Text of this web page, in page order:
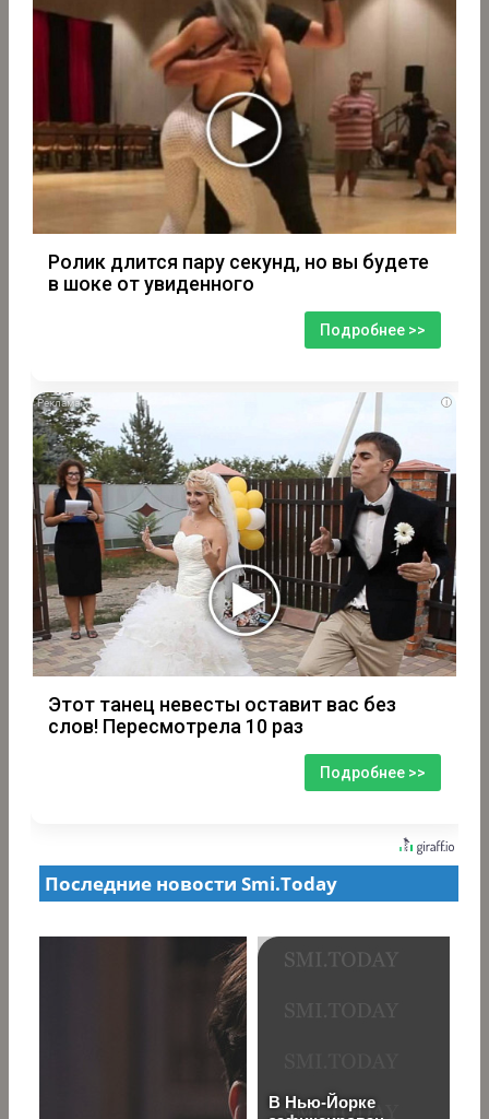
Ролик длится пару секунд, но вы будете
в шоке от увиденного
Подробнее >>
i
Этот танец невесты оставит вас без
слов! Пересмотрела 10 раз
Подробнее >>